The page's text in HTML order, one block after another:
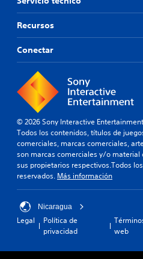
Recursos
Conectar
© 2026 Sony Interactive
Todos los contenidos, títulos de
comerciales, marcas comerciales,
son marcas comerciales y/o material
sus propietarios respectivos.Todos
reservados. Más información
Nicaragua
Legal
Política de
privacidad
web